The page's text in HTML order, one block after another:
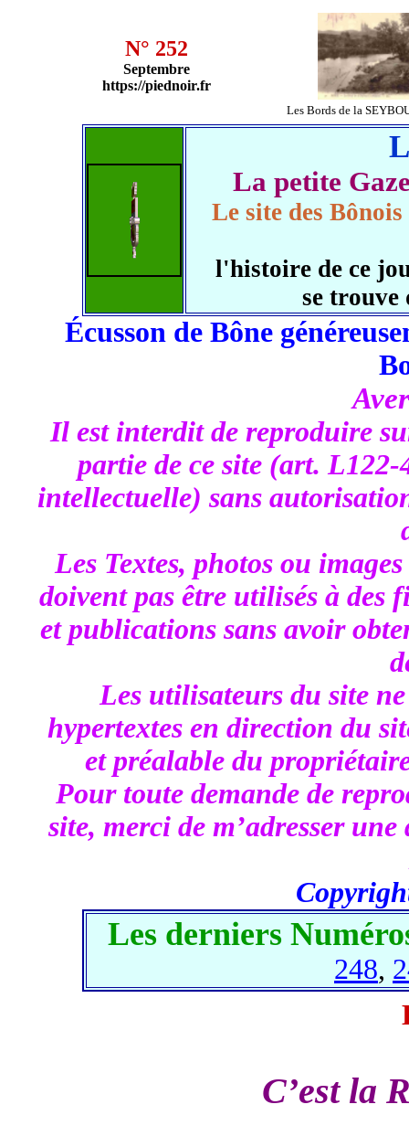
N° 252
Septembre
https://piednoir.fr
Les Bords de la
La petite
Le site des
l'histoire de ce
se trouve
Écusson de Bône
Il est interdit de reproduire
partie de ce site (art.
intellectuelle) sans
Les Textes, photos ou
doivent pas être utilisés à des
et publications sans avoir
Les utilisateurs du site
hypertextes en direction du
et préalable du
Pour toute demande de
site, merci de m’adresser
Les derniers
248,
C’est la